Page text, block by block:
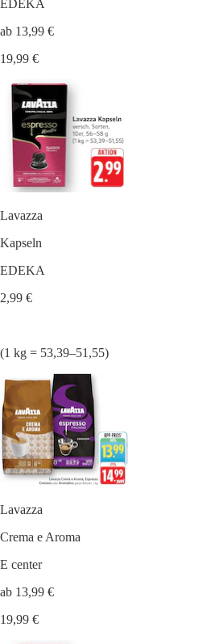
EDEKA
ab 13,99 €
19,99 €
Lavazza
Kapseln
EDEKA
2,99 €
(1 kg = 53,39–51,55)
Lavazza
Crema e Aroma
E center
ab 13,99 €
19,99 €